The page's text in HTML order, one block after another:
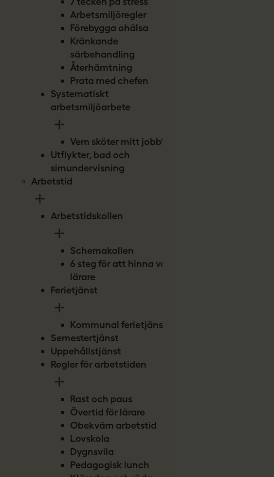
Arbetsmiljöregler
Förebygga ohälsa
Kränkande
särbehandling
Återhämtning
Prata med chefen
Systematiskt
arbetsmiljöarbete
Vem sköter mitt jobb?
Utflykter, bad och
simundervisning
Arbetstid
Arbetstidskollen
Schemakollen
6 steg för att hinna vara
lärare
Ferietjänst
Kommunal ferietjänst
Semestertjänst
Uppehållstjänst
Regler för arbetstiden
Rast och paus
Övertid för lärare
Obekväm arbetstid
Lovskola
Dygnsvila
Pedagogisk lunch